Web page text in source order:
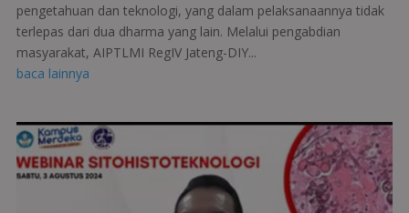
pengetahuan dan teknologi, yang dalam pelaksanaannya tidak
terlepas dari dua dharma yang lain. Melalui pengabdian
masyarakat, AIPTLMI RegIV Jateng-DIY...
baca lainnya